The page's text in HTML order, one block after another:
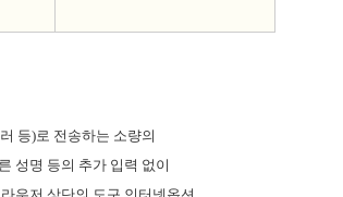
등)로 전송하는 소량의
성명 등의 추가 입력 없이